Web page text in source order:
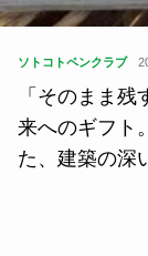
ソトコトペンクラブ
「そのまま
来へのギフト
た、建築の深